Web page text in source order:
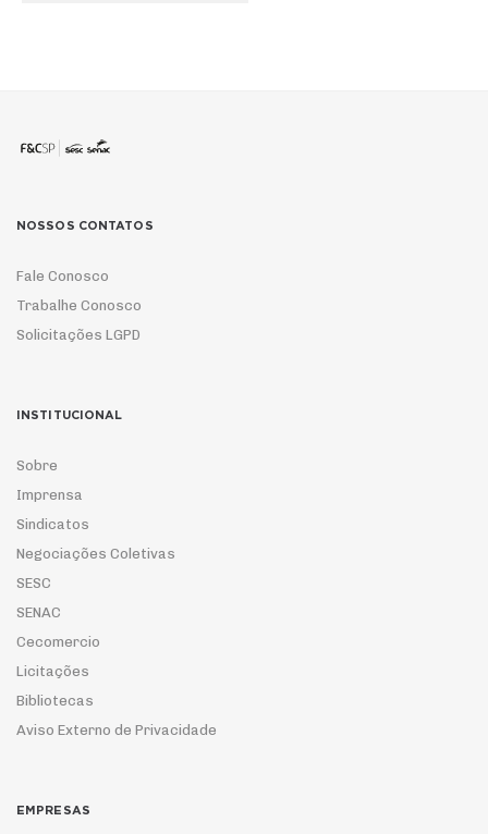
NOSSOS CONTATOS
Fale Conosco
Trabalhe Conosco
Solicitações LGPD
INSTITUCIONAL
Sobre
Imprensa
Sindicatos
Negociações Coletivas
SESC
SENAC
Cecomercio
Licitações
Bibliotecas
Aviso Externo de Privacidade
EMPRESAS